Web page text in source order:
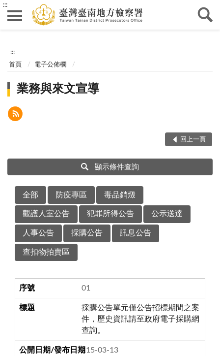
:::
:::
首頁 電子公佈欄
業務與來文宣導
回上一頁
顯示條件查詢
全部 防疫專區 毒品銷燬
觀護人室公告 犯罪所得公告 公示送達
人事公告 採購公告 訊息公告
查扣物拍賣區
01
採購公告單元僅公告招標期間之案
件，歷史資訊請至政府電子採購網
查詢。
115-03-13